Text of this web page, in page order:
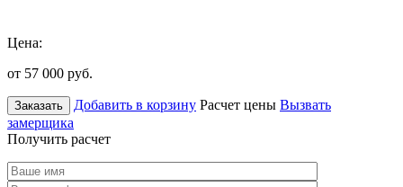
Цена:
от 57 000 руб.
Заказать Добавить в корзину Расчет цены Вызвать
замерщика
Получить расчет